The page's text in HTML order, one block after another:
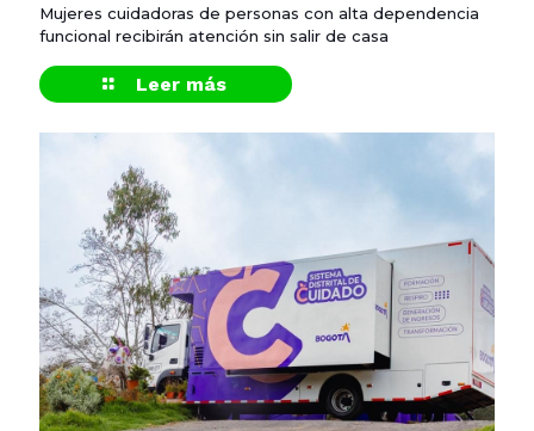
Mujeres cuidadoras de personas con alta dependencia
funcional recibirán atención sin salir de casa
Leer más